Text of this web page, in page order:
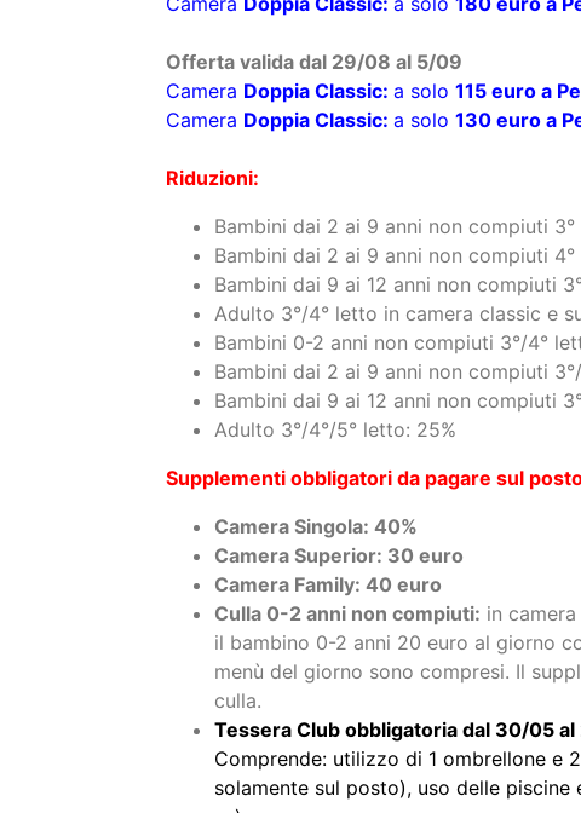
Camera Doppia Classic: a solo 135 euro a
Offerta valida dal 8/08 al 15/08 e dal 15/08
Camera Doppia Classic: a solo 165 euro a
Offerta valida dal 29/08 al 5/09
CameraDoppia Classic:a solo115 euro a
CameraDoppia Classic: a solo130 euro a
Riduzioni:
Bambini dai 2 ai 9 anni non compiuti
Bambini dai 2 ai 9 anni non compiuti
Bambini dai 9 ai 12 anni non compiuti
Adulto 3°/4° letto in camera classic e
Bambini dai 2 ai 9 anni non compiuti
Bambini dai 9 ai 12 anni non compiuti
Adulto 3°/4°/5° letto: 25%
Supplementi obbligatori da pagare sul
Camera Singola: 40%
Camera Superior: 30 euro
Camera Family: 40 euro
Culla 0-2 anni non compiuti:in camera
il bambino 0-2 anni 20 euro al giorno